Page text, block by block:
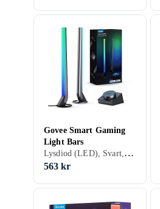
Govee Smart Gaming
Light Bars
Lysdiod (LED), Svart, Blå
563 kr